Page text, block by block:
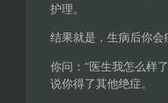
护理。
结果就是，生病后你会
你问：“医生我怎么样
说你得了其他绝症。